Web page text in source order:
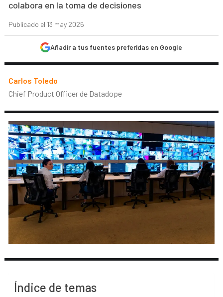
colabora en la toma de decisiones
Publicado el 13 may 2026
Añadir a tus fuentes preferidas en Google
Carlos Toledo
Chief Product Officer de Datadope
Índice de temas